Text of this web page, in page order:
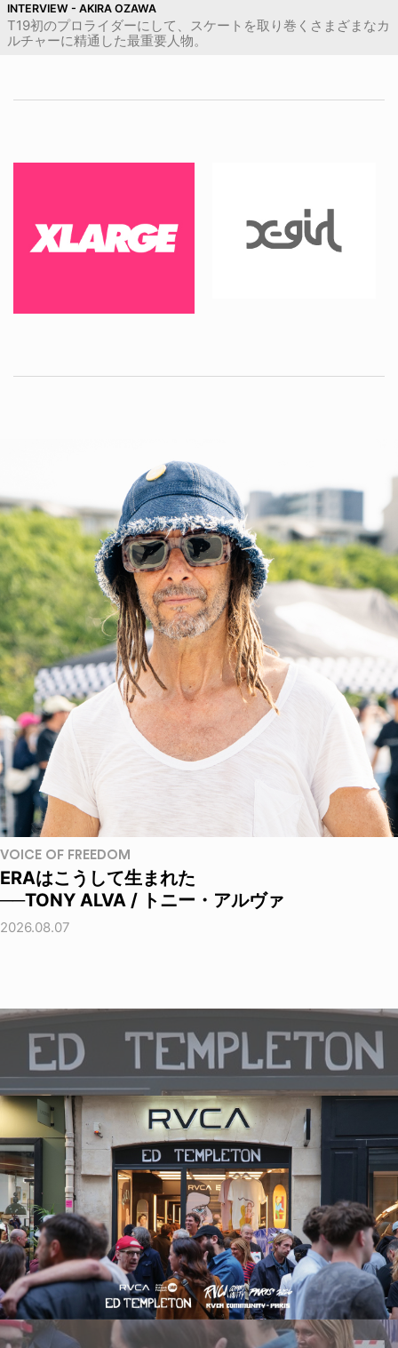
INTERVIEW - AKIRA OZAWA
T19初のプロライダーにして、スケートを取り巻くさまざまなカ
ルチャーに精通した最重要人物。
VOICE OF FREEDOM
ERAはこうして生まれた
──TONY ALVA / トニー・アルヴァ
2026.08.07